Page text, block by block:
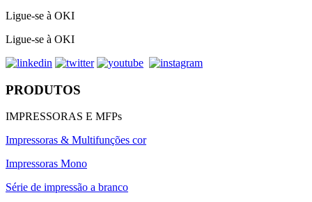
Ligue-se à OKI
Ligue-se à OKI
PRODUTOS
IMPRESSORAS E MFPs
Impressoras & Multifunções cor
Impressoras Mono
Série de impressão a branco